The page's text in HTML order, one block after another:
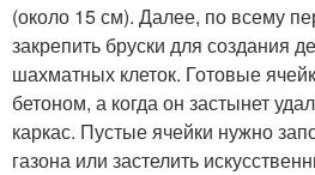
(около 15 см). Далее, по всему
закрепить бруски для создания
шахматных клеток. Готовые
бетоном, а когда он застынет
каркас. Пустые ячейки нужно
газона или застелить